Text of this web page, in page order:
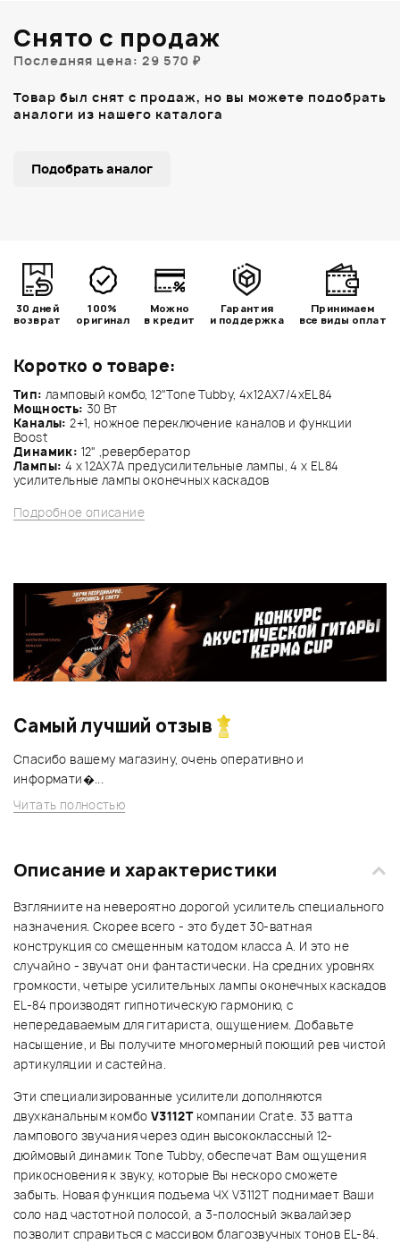
Коротко о товаре:
Тип: ламповый комбо, 12"Tone Tubby, 4x12AX7/4xEL84
Мощность: 30 Вт
Каналы: 2+1, ножное переключение каналов и функции
Boost
Динамик: 12" ,ревербератор
Лампы: 4 x 12AX7A предусилительные лампы, 4 x EL84
усилительные лампы оконечных каскадов
Подробное описание
Снято с продаж
Последняя цена: 29 570 ₽
Товар был снят с продаж, но вы можете подобрать
аналоги из нашего каталога
Подобрать аналог
30 дней
возврат
100%
оригинал
Можно
в кредит
Гарантия
и поддержка
Принимаем
все виды оплат
Самый лучший отзыв
Спасибо вашему магазину, очень оперативно и
информати�...
Читать полностью
Описание и характеристики
Взгляниите на невероятно дорогой усилитель специального
назначения. Скорее всего - это будет 30-ватная
конструкция со смещенным катодом класса А. И это не
случайно - звучат они фантастически. На средних уровнях
громкости, четыре усилительных лампы оконечных каскадов
EL-84 производят гипнотическую гармонию, с
непередаваемым для гитариста, ощущением. Добавьте
насыщение, и Вы получите многомерный поющий рев чистой
артикуляции и састейна.
Эти специализированные усилители дополняются
двухканальным комбо V3112T компании Crate. 33 ватта
лампового звучания через один высококлассный 12-
дюймовый динамик Tone Tubby, обеспечат Вам ощущения
прикосновения к звуку, которые Вы нескоро сможете
забыть. Новая функция подъема ЧХ V3112T поднимает Ваши
соло над частотной полосой, а 3-полосный эквалайзер
позволит справиться с массивом благозвучных тонов EL-84.